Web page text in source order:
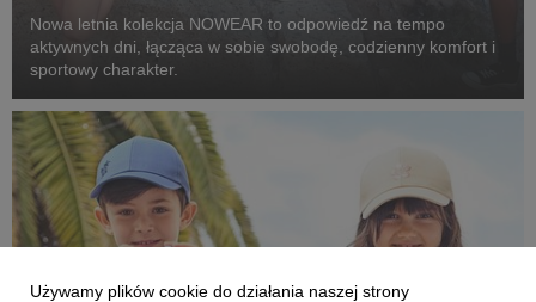
Nowa letnia kolekcja NOWEAR to odpowiedź na tempo
aktywnych dni, łącząca w sobie swobodę, codzienny komfort i
sportowy charakter.
Używamy plików cookie do działania naszej strony